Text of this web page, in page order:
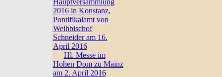
Hauptversammlung
2016 in Konstanz,
Pontifikalamt von
Weihbischof
Schneider am 16.
April 2016
Hl. Messe im
Hohen Dom zu Mainz
am 2. April 2016